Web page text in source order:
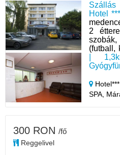
Szállás
Hotel
2
(futball,
|
SPA,
300 RON /fő
Reggelivel